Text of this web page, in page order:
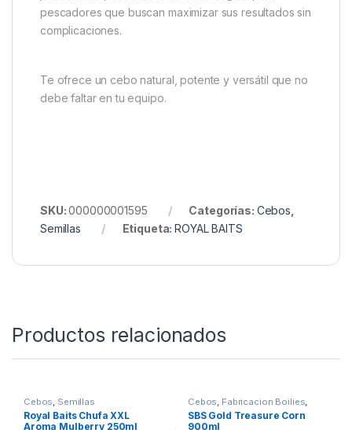
bien en distintas condiciones climáticas y estaciones
del año. Así, puedes contar con ella tanto en días
que mantiene a los peces interesados durante más
tiempo.
Te ofrece un cebo natural, potente y versátil que no
SKU:000000001595 Categorías:Cebos,
Semillas
Etiqueta: ROYAL BAITS